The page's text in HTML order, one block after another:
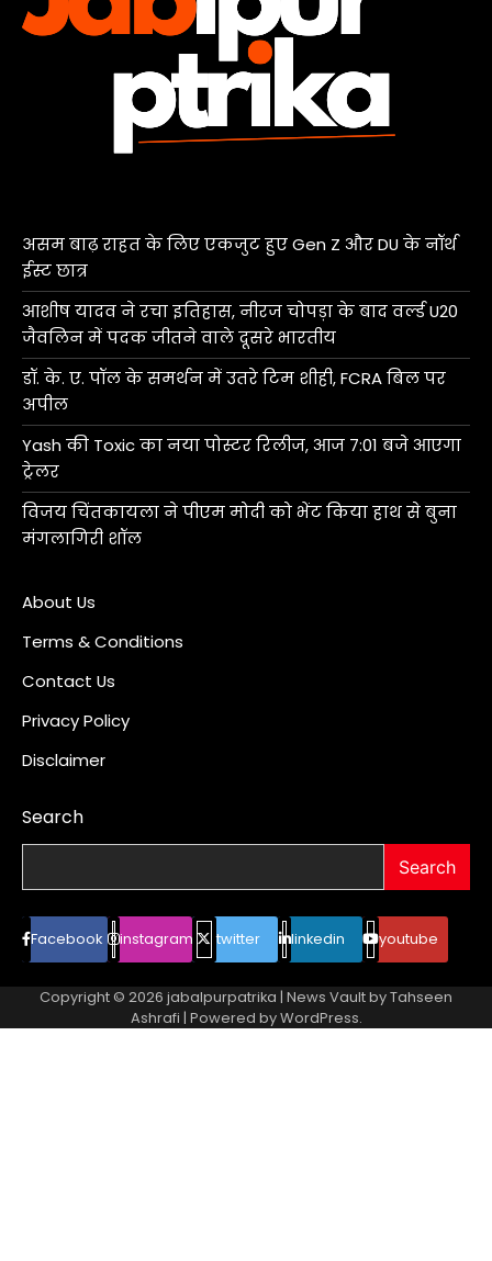
असम बाढ़ राहत के लिए एकजुट हुए Gen Z और DU के नॉर्थ
ईस्ट छात्र
आशीष यादव ने रचा इतिहास, नीरज चोपड़ा के बाद वर्ल्ड U20
जैवलिन में पदक जीतने वाले दूसरे भारतीय
डॉ. के. ए. पॉल के समर्थन में उतरे टिम शीही, FCRA बिल पर
अपील
Yash की Toxic का नया पोस्टर रिलीज, आज 7:01 बजे आएगा
ट्रेलर
विजय चिंतकायला ने पीएम मोदी को भेंट किया हाथ से बुना
मंगलागिरी शॉल
About Us
Terms & Conditions
Contact Us
Privacy Policy
Disclaimer
Search
Search
Facebook instagram twitter linkedin youtube
Copyright © 2026 jabalpurpatrika | News Vault byTahseen
Ashrafi | Powered byWordPress.